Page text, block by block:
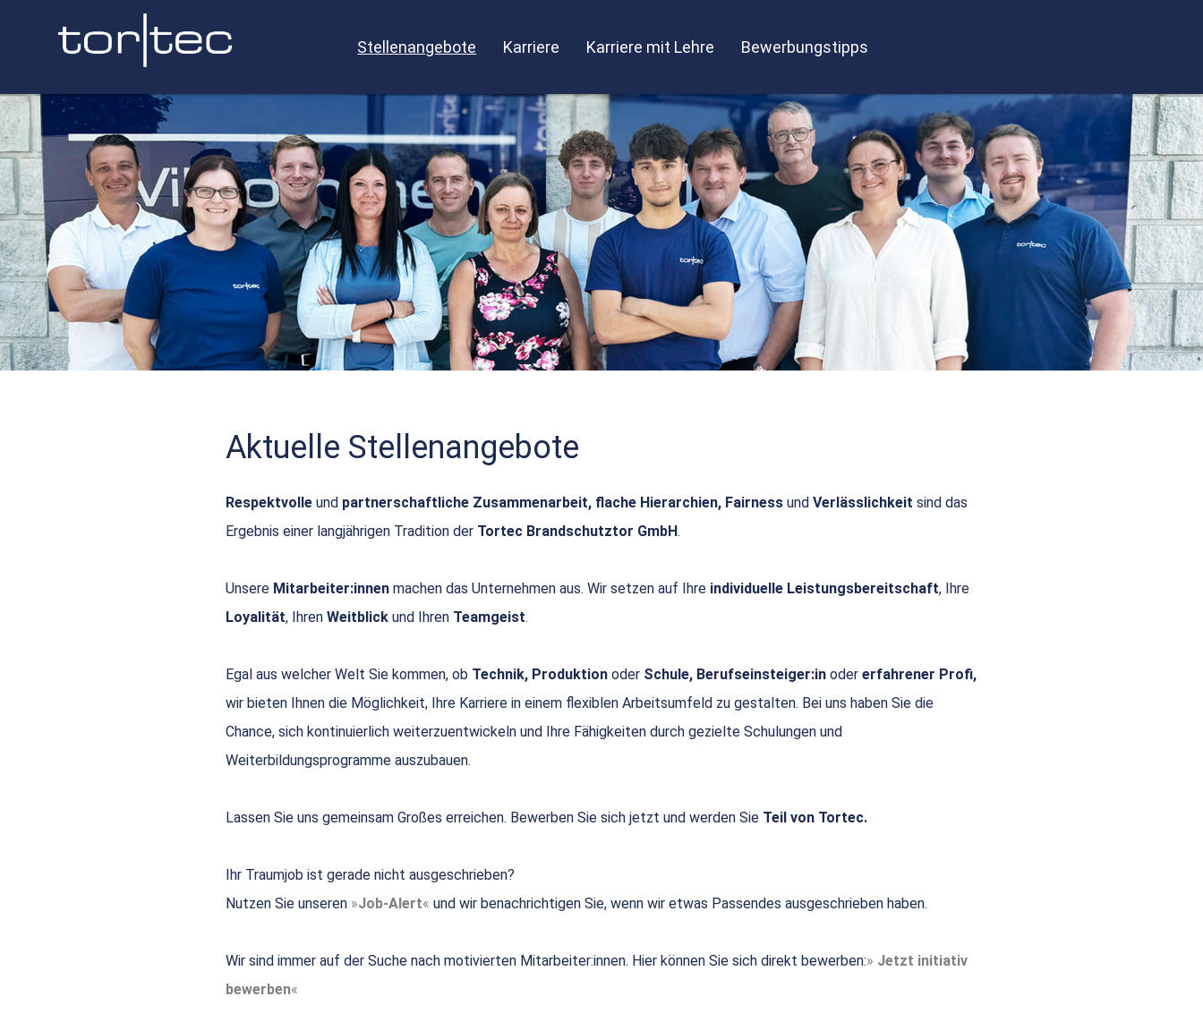
Stellenangebote Karriere Karriere mit Lehre Bewerbungstipps
Aktuelle Stellenangebote
Respektvolle und partnerschaftliche Zusammenarbeit, flache Hierarchien, Fairness und Verlässlichkeit sind das
Ergebnis einer langjährigen Tradition der Tortec Brandschutztor GmbH.
Unsere Mitarbeiter:innen machen das Unternehmen aus. Wir setzen auf Ihre individuelle Leistungsbereitschaft, Ihre
Loyalität, Ihren Weitblick und Ihren Teamgeist.
Egal aus welcher Welt Sie kommen, ob Technik, Produktion oder Schule, Berufseinsteiger:in oder erfahrener Profi,
wir bieten Ihnen die Möglichkeit, Ihre Karriere in einem flexiblen Arbeitsumfeld zu gestalten. Bei uns haben Sie die
Chance, sich kontinuierlich weiterzuentwickeln und Ihre Fähigkeiten durch gezielte Schulungen und
Weiterbildungsprogramme auszubauen.
Lassen Sie uns gemeinsam Großes erreichen. Bewerben Sie sich jetzt und werden Sie Teil von Tortec.
Ihr Traumjob ist gerade nicht ausgeschrieben?
Nutzen Sie unseren
Job-Alert und wir benachrichtigen Sie, wenn wir etwas Passendes ausgeschrieben haben.
Wir sind immer auf der Suche nach motivierten Mitarbeiter:innen. Hier können Sie sich direkt bewerben:
Jetzt initiativ
bewerben